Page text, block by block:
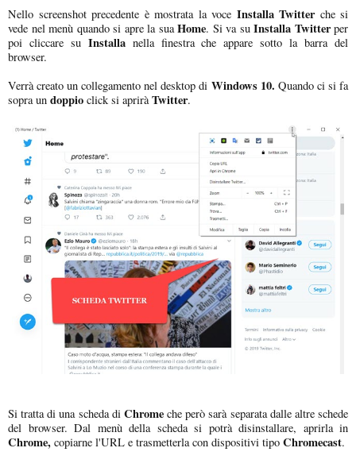
Nello screenshot precedente è mostrata la voce Installa Twitterche si
vede nel menù quando si apre la suaHome. Si va su Installa Twitterper
poi cliccare suInstallanella finestra che appare sotto la barra del
browser.
Verrà creato un collegamento nel desktop di Windows 10. Quando ci si fa
sopra un doppio click si apriràTwitter.
Si tratta di una scheda diChromeche però sarà separata dalle altre schede
del browser. Dal menù della scheda si potrà disinstallare, aprirla in
Chrome, copiarne l'URL e trasmetterla con dispositivi tipo Chromecast.